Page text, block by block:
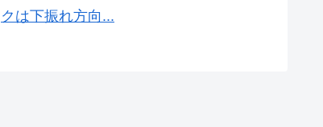
クは下振れ方向...